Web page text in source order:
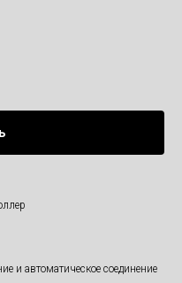
и автоматическое соединение